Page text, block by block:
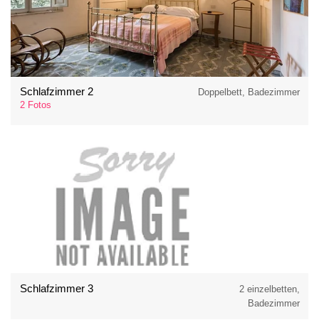
Schlafzimmer 2
2 Fotos
Doppelbett, Badezimmer
Schlafzimmer 3
2 einzelbetten,
Badezimmer